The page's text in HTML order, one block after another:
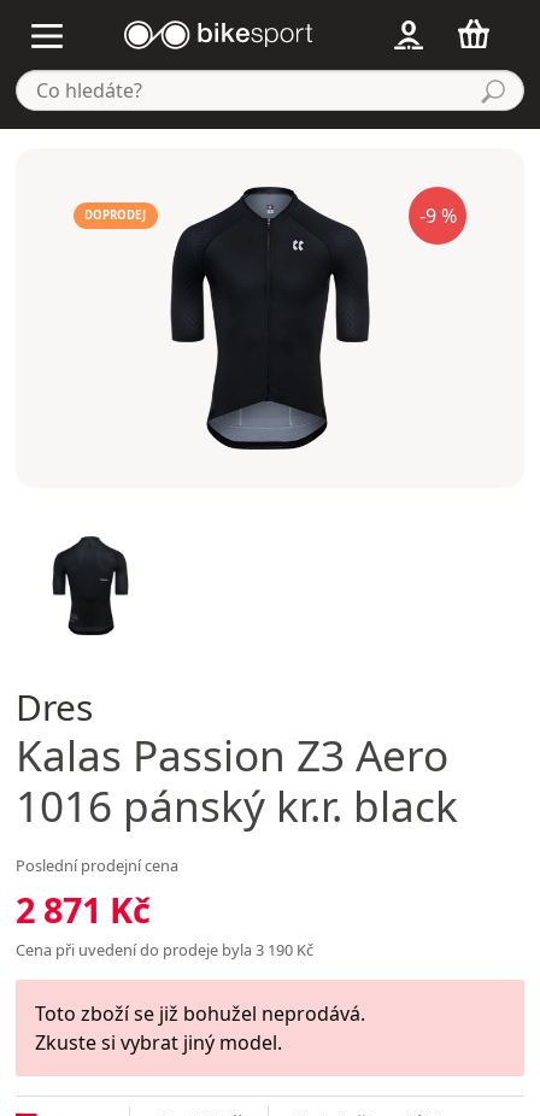
-9 %
DOPRODEJ
Dres
Kalas Passion Z3 Aero
1016 pánský kr.r. black
Poslední prodejní cena
2 871 Kč
Cena při uvedení do prodeje byla 3 190 Kč
Toto zboží se již bohužel neprodává.
Zkuste si vybrat jiný model.